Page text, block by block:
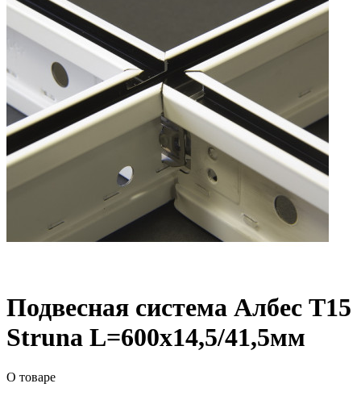
Подвесная система Албес T15
Struna L=600х14,5/41,5мм
О товаре